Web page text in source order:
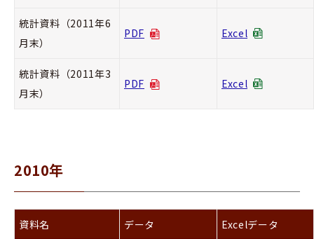
統計資料（2011年6
月末）
PDF Excel
統計資料（2011年3
月末）
PDF Excel
2010年
資料名 データ Excelデータ